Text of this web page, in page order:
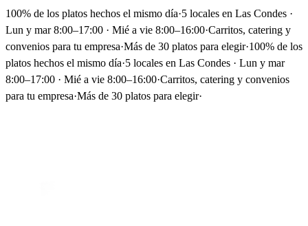
100% de los platos hechos el mismo día·5 locales en Las Condes ·
Lun y mar 8:00–17:00 · Mié a vie 8:00–16:00·Carritos, catering y
convenios para tu empresa·Más de 30 platos para elegir·100% de los
platos hechos el mismo día·5 locales en Las Condes · Lun y mar
8:00–17:00 · Mié a vie 8:00–16:00·Carritos, catering y convenios
para tu empresa·Más de 30 platos para elegir·